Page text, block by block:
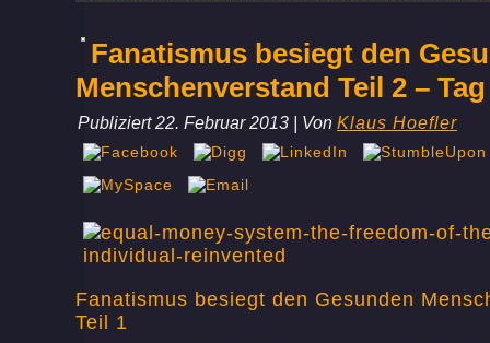
Fanatismus besiegt den
Menschenverstand Teil 2 – Tag
Publiziert 22. Februar 2013 Von Klaus Hoefler
Fanatismus besiegt den Gesunden
Teil 1